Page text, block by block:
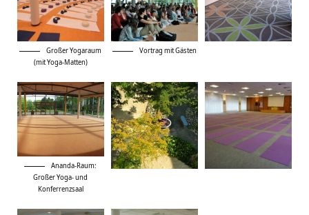
Großer Yogaraum
(mit Yoga-Matten)
Vortrag mit Gästen
Ananda-Raum:
Großer Yoga- und
Konferrenzsaal